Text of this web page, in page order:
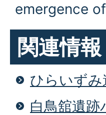
emergence
関連情報
ひらいずみ
白鳥舘遺